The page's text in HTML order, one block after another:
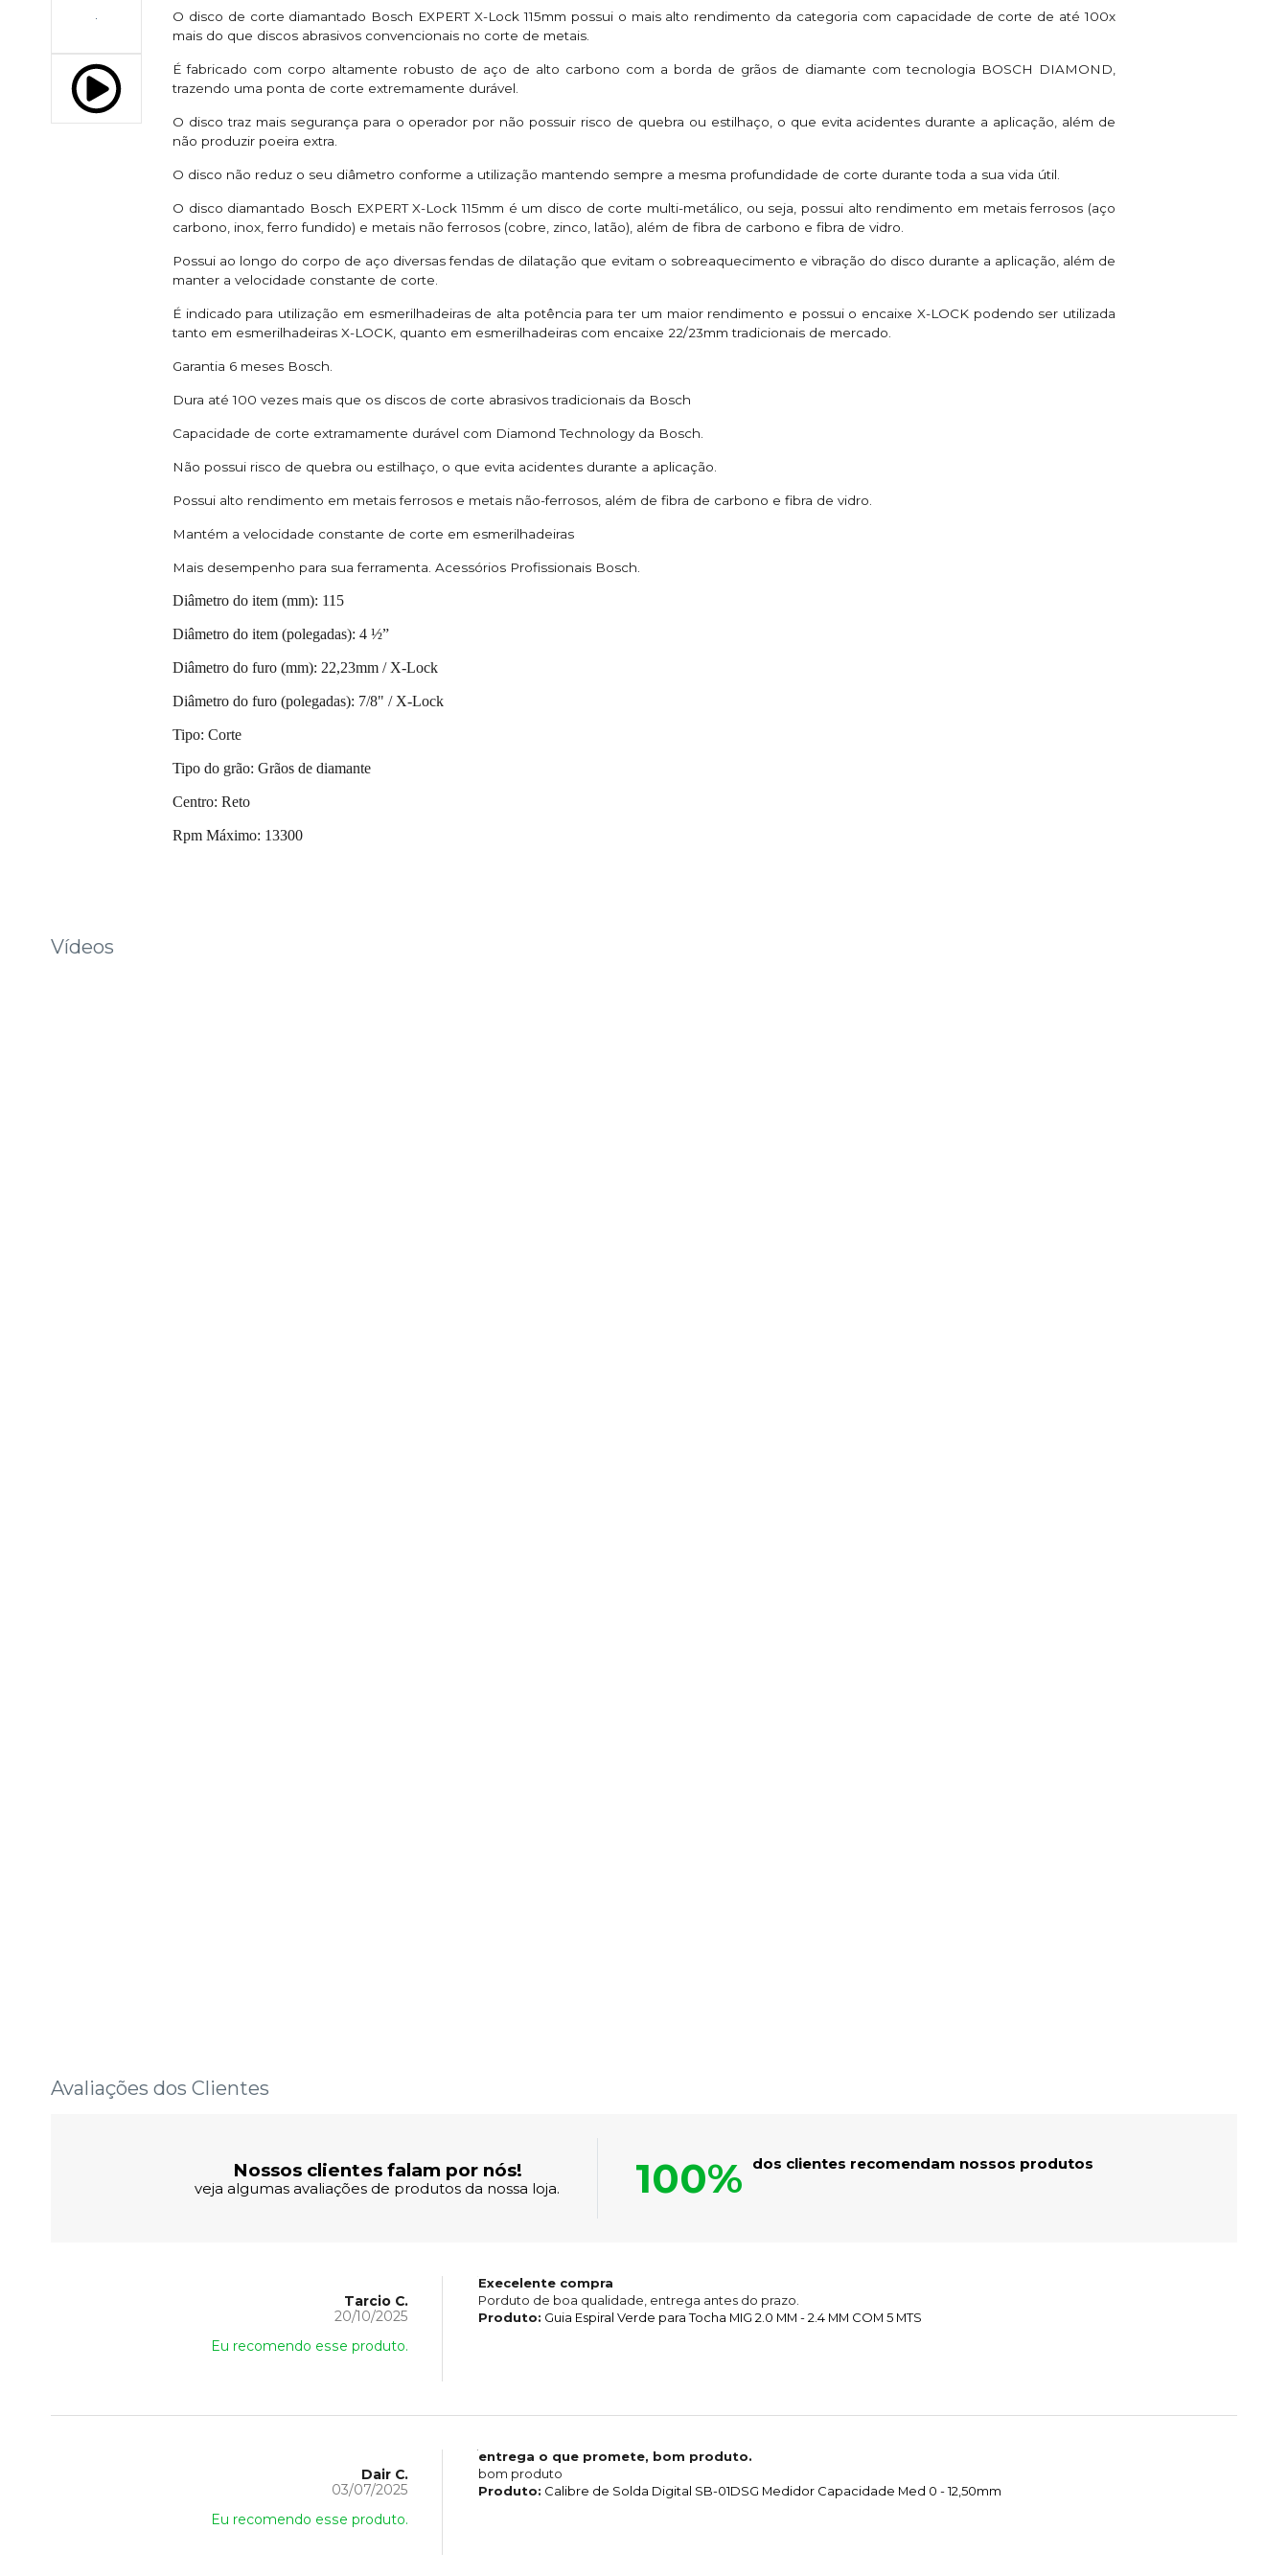
O disco de corte diamantado Bosch EXPERT X-Lock 115mm possui o mais alto rendimento da categoria com capacidade de corte de até 100x
mais do que discos abrasivos convencionais no corte de metais.
É fabricado com corpo altamente robusto de aço de alto carbono com a borda de grãos de diamante com tecnologia BOSCH DIAMOND,
trazendo uma ponta de corte extremamente durável.
O disco traz mais segurança para o operador por não possuir risco de quebra ou estilhaço, o que evita acidentes durante a aplicação, além de
não produzir poeira extra.
O disco não reduz o seu diâmetro conforme a utilização mantendo sempre a mesma profundidade de corte durante toda a sua vida útil.
O disco diamantado Bosch EXPERT X-Lock 115mm é um disco de corte multi-metálico, ou seja, possui alto rendimento em metais ferrosos (aço
carbono, inox, ferro fundido) e metais não ferrosos (cobre, zinco, latão), além de fibra de carbono e fibra de vidro.
Possui ao longo do corpo de aço diversas fendas de dilatação que evitam o sobreaquecimento e vibração do disco durante a aplicação, além de
manter a velocidade constante de corte.
É indicado para utilização em esmerilhadeiras de alta potência para ter um maior rendimento e possui o encaixe X-LOCK podendo ser utilizada
tanto em esmerilhadeiras X-LOCK, quanto em esmerilhadeiras com encaixe 22/23mm tradicionais de mercado.
Garantia 6 meses Bosch.
Dura até 100 vezes mais que os discos de corte abrasivos tradicionais da Bosch
Capacidade de corte extramamente durável com Diamond Technology da Bosch.
Não possui risco de quebra ou estilhaço, o que evita acidentes durante a aplicação.
Possui alto rendimento em metais ferrosos e metais não-ferrosos, além de fibra de carbono e fibra de vidro.
Mantém a velocidade constante de corte em esmerilhadeiras
Mais desempenho para sua ferramenta. Acessórios Profissionais Bosch.
Diâmetro do item (mm): 115
Diâmetro do item (polegadas): 4 ½”
Diâmetro do furo (mm): 22,23mm / X-Lock
Diâmetro do furo (polegadas): 7/8" / X-Lock
Tipo: Corte
Tipo do grão: Grãos de diamante
Centro: Reto
Rpm Máximo: 13300
Vídeos
Avaliações dos Clientes
Nossos clientes falam por nós!
veja algumas avaliações de produtos da nossa loja. 100% dos clientes recomendam nossos produtos
Tarcio C.
20/10/2025
Eu recomendo esse produto.
Execelente compra
Porduto de boa qualidade, entrega antes do prazo.
Produto: Guia Espiral Verde para Tocha MIG 2.0 MM - 2.4 MM COM 5 MTS
Dair C.
03/07/2025
Eu recomendo esse produto.
entrega o que promete, bom produto.
bom produto
Produto: Calibre de Solda Digital SB-01DSG Medidor Capacidade Med 0 - 12,50mm